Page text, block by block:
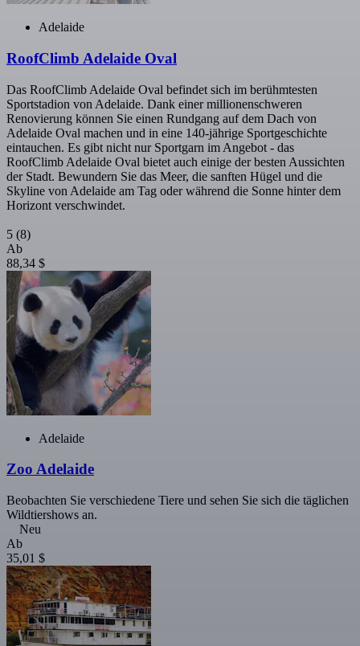
Adelaide
RoofClimb Adelaide Oval
Das RoofClimb Adelaide Oval befindet sich im berühmtesten
Sportstadion von Adelaide. Dank einer millionenschweren
Renovierung können Sie einen Rundgang auf dem Dach von
Adelaide Oval machen und in eine 140-jährige Sportgeschichte
eintauchen. Es gibt nicht nur Sportgarn im Angebot - das
RoofClimb Adelaide Oval bietet auch einige der besten Aussichten
der Stadt. Bewundern Sie das Meer, die sanften Hügel und die
Skyline von Adelaide am Tag oder während die Sonne hinter dem
Horizont verschwindet.
5 (8)
Ab
88,34 $
Adelaide
Zoo Adelaide
Beobachten Sie verschiedene Tiere und sehen Sie sich die täglichen
Wildtiershows an.
Neu
Ab
35,01 $